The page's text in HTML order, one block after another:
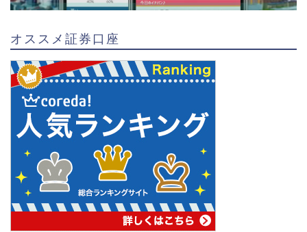
オススメ証券口座